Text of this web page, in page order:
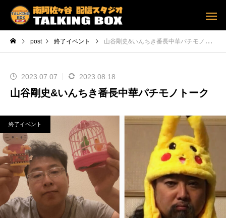
post 終了イベント 山谷剛史&いんちき番長中華パチモノトーク
2023.07.07 2023.08.18
山谷剛史&いんちき番長中華パチモノトーク
終了イベント